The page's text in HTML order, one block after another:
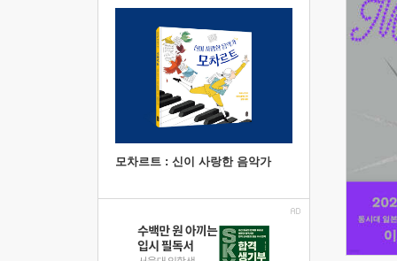
모차르트 : 신이 사랑한 음악가